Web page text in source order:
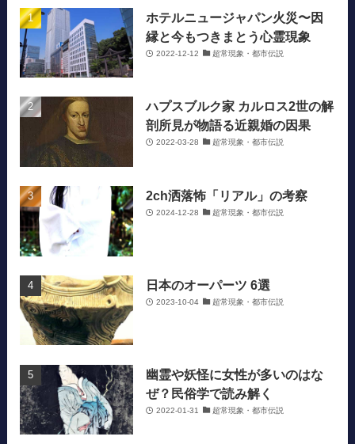
ホテルニュージャパン火災〜因
縁と今もつきまとう心霊現象
2022-12-12 超常現象・都市伝説
ハプスブルク家 カルロス2世の解
剖所見が物語る近親婚の因果
2022-03-28 超常現象・都市伝説
2ch洒落怖「リアル」の考察
2024-12-28 超常現象・都市伝説
日本のオーパーツ 6選
2023-10-04 超常現象・都市伝説
幽霊や妖怪に女性が多いのはな
ぜ？民俗学で読み解く
2022-01-31 超常現象・都市伝説